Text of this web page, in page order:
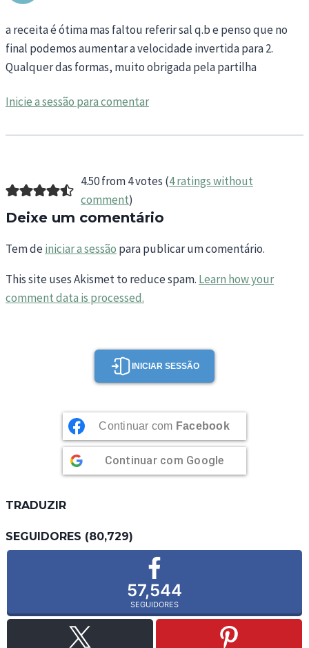
a receita é ótima mas faltou referir sal q.b e penso que no
final podemos aumentar a velocidade invertida para 2.
Qualquer das formas, muito obrigada pela partilha
Inicie a sessão para comentar
4.50 from 4 votes (4 ratings without
comment)
Deixe um comentário
Tem deiniciar a sessão para publicar um comentário.
This site uses Akismet to reduce spam. Learn how your
comment data is processed.
INICIAR SESSÃO
Continuar com Facebook
Continuar com Google
TRADUZIR
SEGUIDORES (80,729)
57,544
SEGUIDORES